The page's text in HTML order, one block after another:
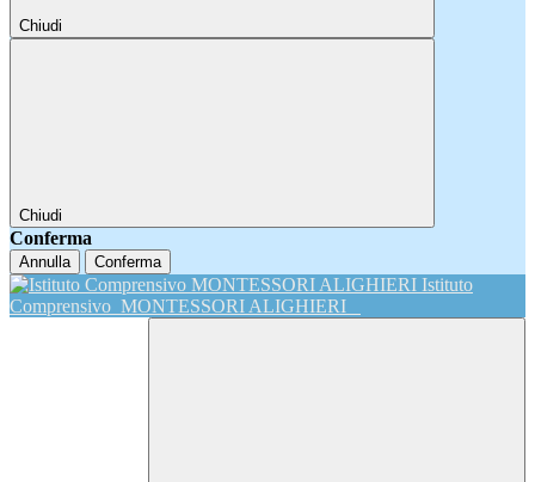
Chiudi
Chiudi
Conferma
Annulla Conferma
Istituto
Comprensivo MONTESSORI ALIGHIERI